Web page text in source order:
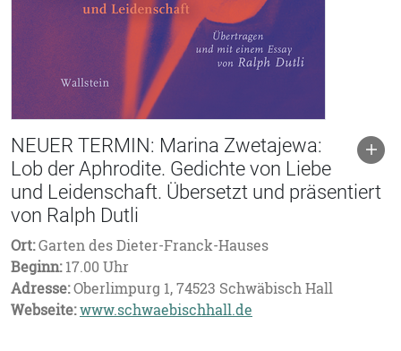
NEUER TERMIN: Marina Zwetajewa:
Lob der Aphrodite. Gedichte von Liebe
und Leidenschaft. Übersetzt und präsentiert
von Ralph Dutli
Ort:Garten des Dieter-Franck-Hauses
Beginn:17.00 Uhr
Adresse:Oberlimpurg 1, 74523 Schwäbisch Hall
Webseite:www.schwaebischhall.de